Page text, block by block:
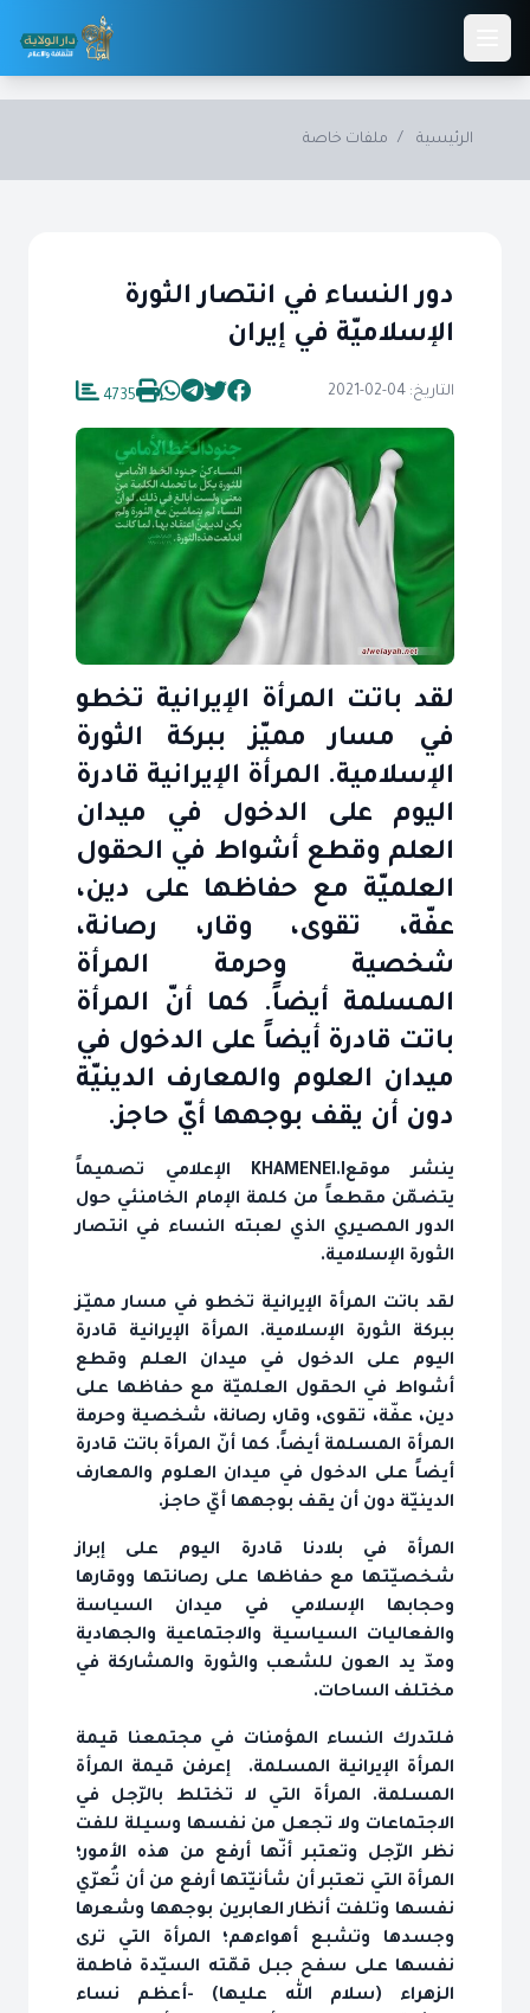
Skip to main content
الرئيسية / ملفات خاصة
دور النساء في انتصار الثورة
الإسلاميّة في إيران
التاريخ: 04-02-2021 4735
لقد باتت المرأة الإيرانية تخطو
في مسار مميّز ببركة الثورة
الإسلامية. المرأة الإيرانية قادرة
اليوم على الدخول في ميدان
العلم وقطع أشواط في الحقول
العلميّة مع حفاظها على دين،
عفّة، تقوى، وقار، رصانة،
شخصية وحرمة المرأة
المسلمة أيضاً. كما أنّ المرأة
باتت قادرة أيضاً على الدخول في
ميدان العلوم والمعارف الدينيّة
دون أن يقف بوجهها أيّ حاجز.
ينشر موقعKHAMENEI.I الإعلامي تصميماً
يتضمّن مقطعاً من كلمة الإمام الخامنئي حول
الدور المصيري الذي لعبته النساء في انتصار
الثورة الإسلامية.
لقد باتت المرأة الإيرانية تخطو في مسار مميّز
ببركة الثورة الإسلامية. المرأة الإيرانية قادرة
اليوم على الدخول في ميدان العلم وقطع
أشواط في الحقول العلميّة مع حفاظها على
دين، عفّة، تقوى، وقار، رصانة، شخصية وحرمة
المرأة المسلمة أيضاً. كما أنّ المرأة باتت قادرة
أيضاً على الدخول في ميدان العلوم والمعارف
الدينيّة دون أن يقف بوجهها أيّ حاجز.
المرأة في بلادنا قادرة اليوم على إبراز
شخصيّتها مع حفاظها على رصانتها ووقارها
وحجابها الإسلامي في ميدان السياسة
والفعاليات السياسية والاجتماعية والجهادية
ومدّ يد العون للشعب والثورة والمشاركة في
مختلف الساحات.
فلتدرك النساء المؤمنات في مجتمعنا قيمة
المرأة الإيرانية المسلمة. إعرفن قيمة المرأة
المسلمة. المرأة التي لا تختلط بالرّجل في
الاجتماعات ولا تجعل من نفسها وسيلة للفت
نظر الرّجل وتعتبر أنّها أرفع من هذه الأمور؛
المرأة التي تعتبر أن شأنيّتها أرفع من أن تُعرّي
نفسها وتلفت أنظار العابرين بوجهها وشعرها
وجسدها وتشبع أهواءهم؛ المرأة التي ترى
نفسها على سفح جبل قمّته السيّدة فاطمة
الزهراء (سلام الله عليها) -أعظم نساء